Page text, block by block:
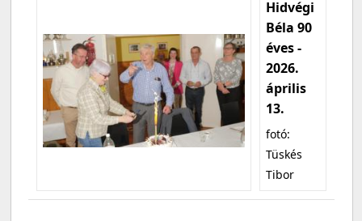
Hidvégi
Béla 90
éves -
2026.
április
13.
fotó:
Tüskés
Tibor